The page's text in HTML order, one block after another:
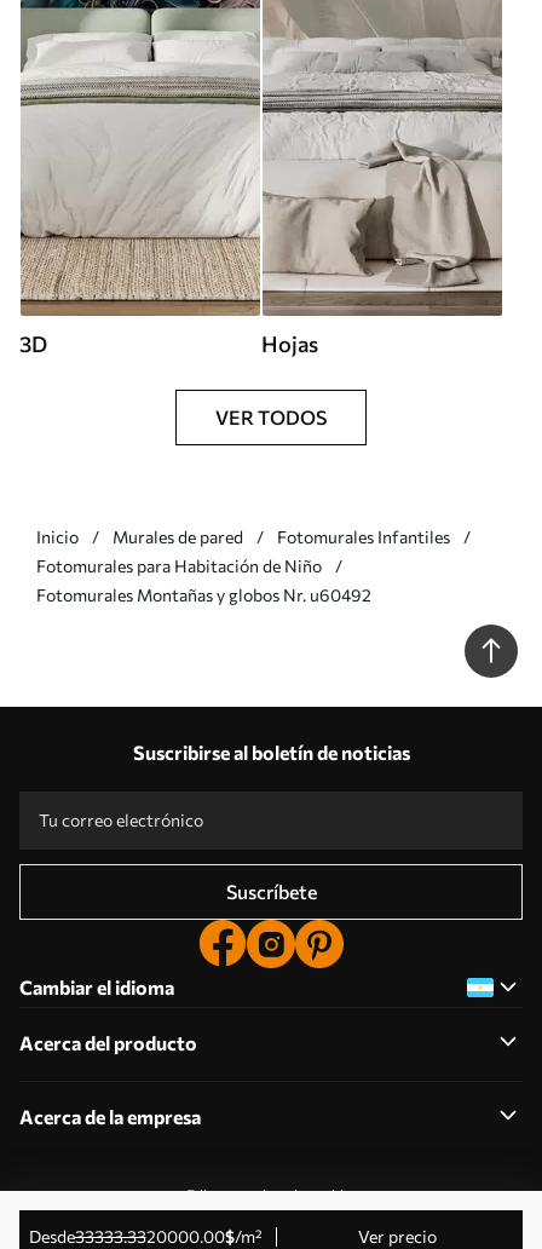
desde33333.3320000.00$/m² Ver precio
3D Hojas
VER TODOS
Inicio Murales de pared
Fotomurales Infantiles
Fotomurales para Habitación de Niño
Fotomurales Montañas y globos Nr. u60492
Suscribirse al boletín de noticias
Suscríbete
Cambiar el idioma
Acerca del producto
Acerca de la empresa
Editar permisos de cookies
© 2011-2026 Uwalls . Todos los derechos reservados.